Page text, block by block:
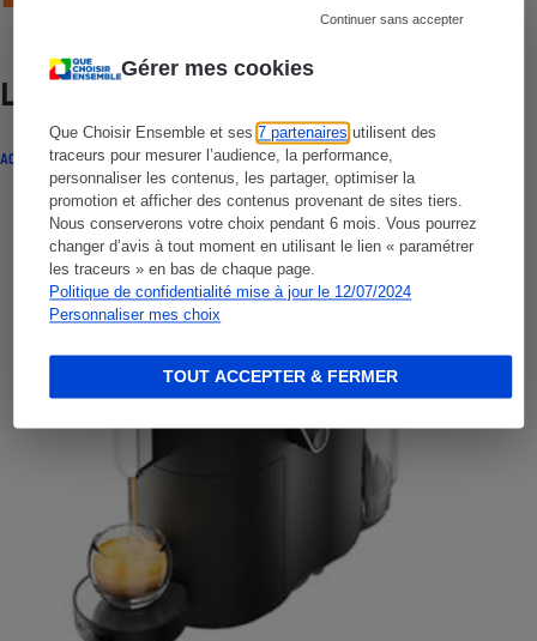
Gérer mes cookies
Que Choisir Ensemble et ses7 partenaires utilisent des
traceurs pour mesurer l’audience, la performance,
personnaliser les contenus, les partager, optimiser la
promotion et afficher des contenus provenant de sites tiers.
Nous conserverons votre choix pendant 6 mois. Vous pourrez
changer d’avis à tout moment en utilisant le lien « paramétrer
les traceurs » en bas de chaque page.
Politique de confidentialité mise à jour le 12/07/2024
Personnaliser mes choix
Continuer sans accepter
TOUT ACCEPTER & FERMER
Lire aussi
ACTUALITÉ